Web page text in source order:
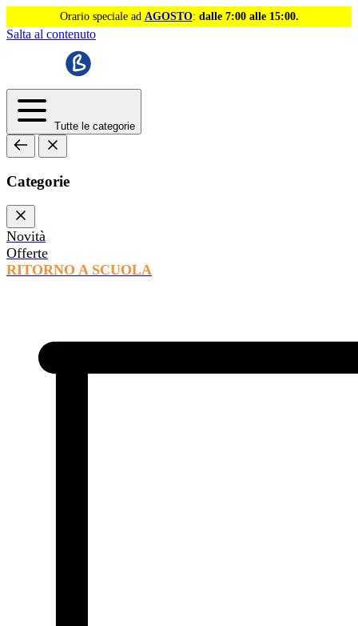
Orario speciale ad AGOSTO: dalle 7:00 alle 15:00.
Salta al contenuto
Tutte le categorie
Categorie
Novità
Offerte
RITORNO A SCUOLA